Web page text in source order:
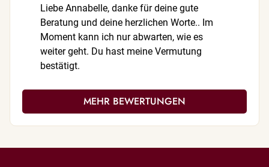
Liebe Annabelle, danke für deine gute
Beratung und deine herzlichen Worte.. Im
Moment kann ich nur abwarten, wie es
weiter geht. Du hast meine Vermutung
bestätigt.
MEHR BEWERTUNGEN